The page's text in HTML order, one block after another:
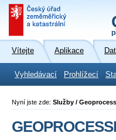
Vítejte Aplikace
Vyhledávací Prohlížecí
Nyní jste zde: Služby /